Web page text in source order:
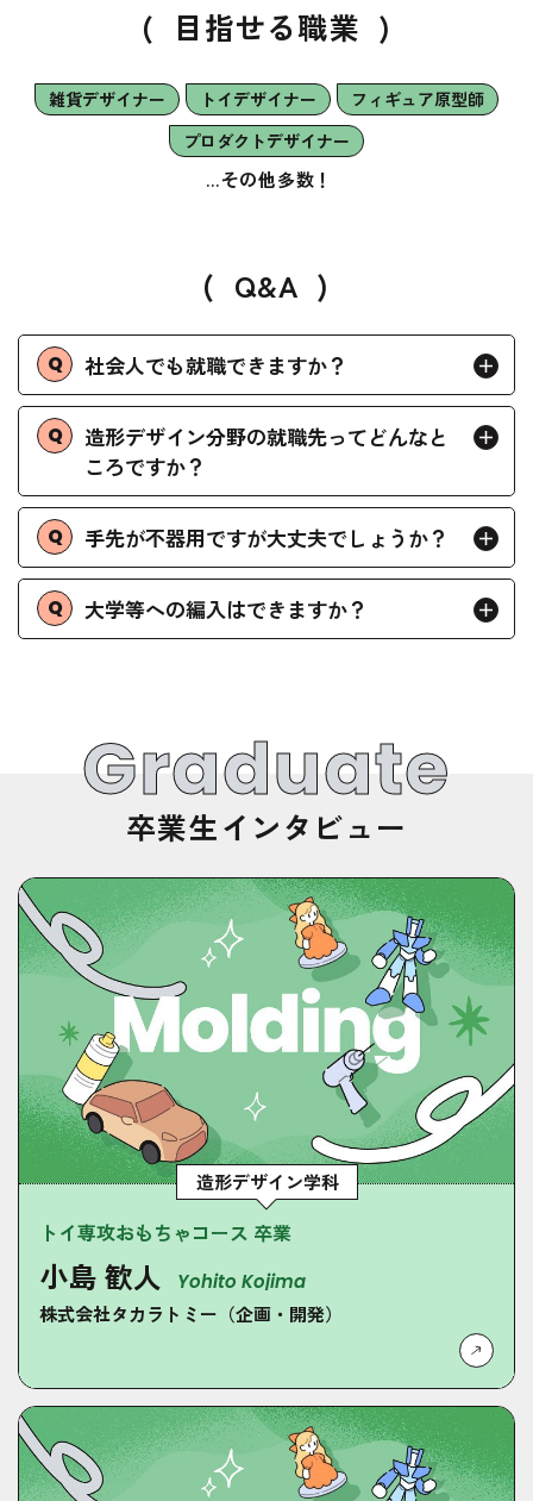
( 目指せる職業 )
雑貨デザイナー トイデザイナー
フィギュア原型師
プロダクトデザイナー
…その他多数！
( Q&A )
社会人でも就職できますか？
造形デザイン分野の就職先ってどんなと
ころですか？
手先が不器用ですが大丈夫でしょうか？
大学等への編入はできますか？
Graduate
卒業生インタビュー
造形デザイン学科
トイ専攻おもちゃコース 卒業
小島 歓人
Yohito Kojima
株式会社タカラトミー（企画・開発）